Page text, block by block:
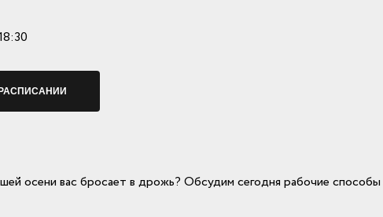
осени вас бросает в дрожь? Обсудим сегодня рабочие